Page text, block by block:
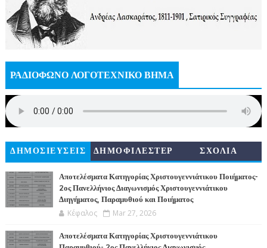
ΡΑΔΙΟΦΩΝΟ ΛΟΓΟΤΕΧΝΙΚΟ ΒΗΜΑ
ΔΗΜΟΣΙΕΥΣΕΙΣ
ΔΗΜΟΦΙΛΕΣΤΕΡ
ΣΧΟΛΙΑ
Αποτελέσματα Κατηγορίας Χριστουγεννιάτικου Ποιήματος-
2ος Πανελλήνιος Διαγωνισμός Χριστουγεννιάτικου
Διηγήματος, Παραμυθιού και Ποιήματος
Κέφαλος Mar 27, 2026
Αποτελέσματα Κατηγορίας Χριστουγεννιάτικου